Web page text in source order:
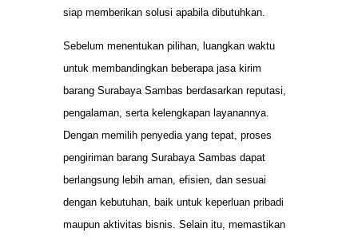
siap memberikan solusi apabila dibutuhkan.
Sebelum menentukan pilihan, luangkan waktu
untuk membandingkan beberapa jasa kirim
barang Surabaya Sambas berdasarkan reputasi,
pengalaman, serta kelengkapan layanannya.
Dengan memilih penyedia yang tepat, proses
pengiriman barang Surabaya Sambas dapat
berlangsung lebih aman, efisien, dan sesuai
dengan kebutuhan, baik untuk keperluan pribadi
maupun aktivitas bisnis. Selain itu, memastikan